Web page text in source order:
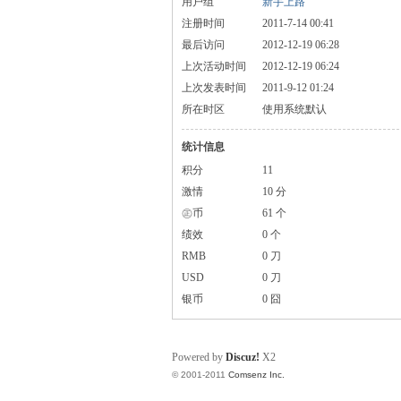
注册时间
2011-7-14 00:41
最后访问
2012-12-19 06:28
上次活动时间
2012-12-19 06:24
上次发表时间
2011-9-12 01:24
所在时区
使用系统默认
统计信息
积分
11
激情
10 分
㊣币
61 个
绩效
0 个
RMB
0 刀
USD
0 刀
银币
0 囧
Powered by Discuz! X2
© 2001-2011 Comsenz Inc.